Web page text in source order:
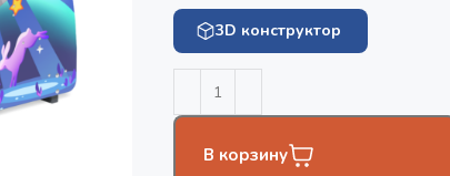
3D конструктор
В корзину